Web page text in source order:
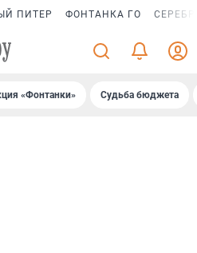
ПИТЕР ФОНТАНКА ГО
«Фонтанки» Судьба бюджета